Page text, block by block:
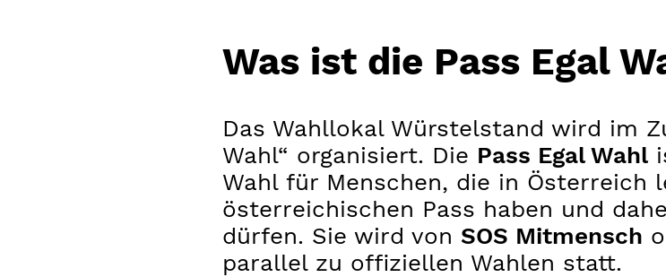
Was ist die Pass Egal
Das Wahllokal Würstelstand wird im
Wahl“ organisiert. Die Pass Egal Wahl
Wahl für Menschen, die in Österreich
österreichischen Pass haben und
dürfen. Sie wird von SOS Mitmensch
parallel zu offiziellen Wahlen statt.